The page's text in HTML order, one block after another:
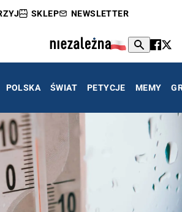
SKLEP NEWSLETTER
POLSKA ŚWIAT PETYCJE MEMY